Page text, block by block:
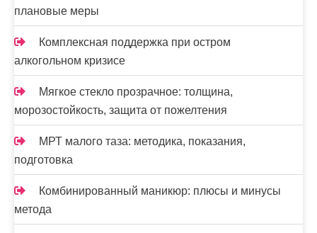
плановые меры
Комплексная поддержка при остром
алкогольном кризисе
Мягкое стекло прозрачное: толщина,
морозостойкость, защита от пожелтения
МРТ малого таза: методика, показания,
подготовка
Комбинированный маникюр: плюсы и минусы
метода